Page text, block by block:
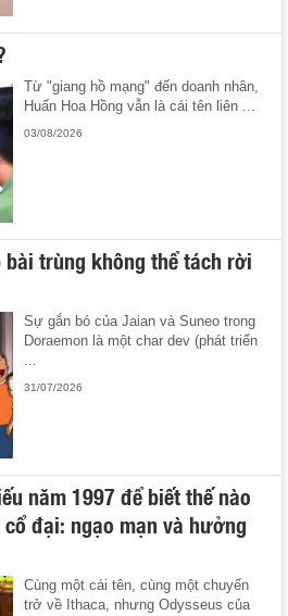
Từ "giang hồ mạng" đến doanh nhân,
Huấn Hoa Hồng vẫn là cái tên liên ...
03/08/2026
bài trùng không thể tách rời
Sự gắn bó của Jaian và Suneo trong
Doraemon là một char dev (phát triển
...
31/07/2026
năm 1997 để biết thế nào
đại: ngạo mạn và hưởng
Cùng một cái tên, cùng một chuyến
trở về Ithaca, nhưng Odysseus của